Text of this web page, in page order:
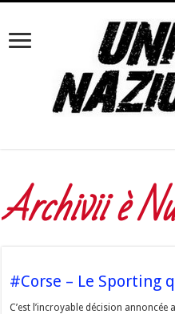
Archivii è
#Corse – Le Sporting
C’est l’incroyable décision annoncée